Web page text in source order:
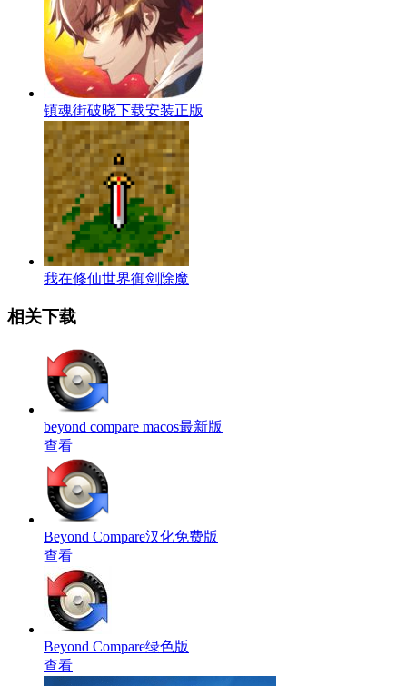
镇魂街破晓下载安装正版
我在修仙世界御剑除魔
相关下载
beyond compare macos最新版
查看
Beyond Compare汉化免费版
查看
Beyond Compare绿色版
查看